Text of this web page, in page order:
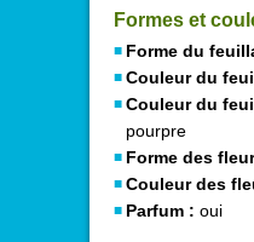
Formes et
Forme du
Couleur du
Couleur du
pourpre
Forme des
Couleur des
Parfum : oui